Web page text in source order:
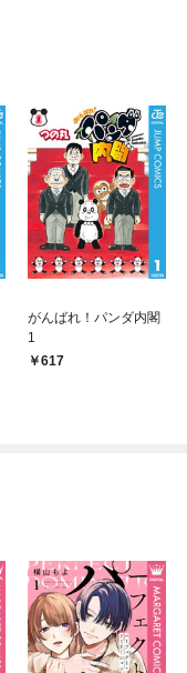
がんばれ！パンダ内閣
1
617